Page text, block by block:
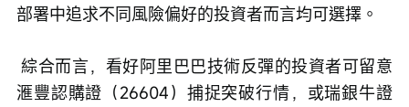
部署中追求不同風險偏好的投資者而言均可選擇。
綜合而言，看好阿里巴巴技術反彈的投資者可留意
滙豐認購證（26604）捕捉突破行情，或瑞銀牛證